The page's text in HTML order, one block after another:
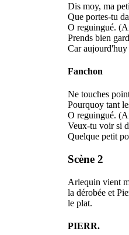
Dis moy, ma
Que portes-tu
O reguingué.
Prends bien
Car aujourd'huy
Fanchon
Ne touches
Pourquoy tant
O reguingué.
Veux-tu voir si
Quelque petit
Scène 2
Arlequin vient
la dérobée et
le plat.
PIERR.